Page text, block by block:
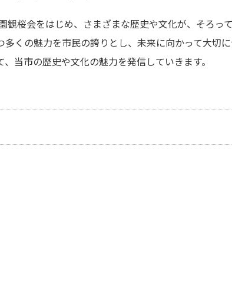
観桜会をはじめ、さまざまな歴史や文化が、そろっ
多くの魅力を市民の誇りとし、未来に向かって大切
当市の歴史や文化の魅力を発信していきます。